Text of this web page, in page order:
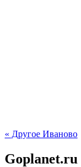
« Другое Иваново
Goplanet.ru